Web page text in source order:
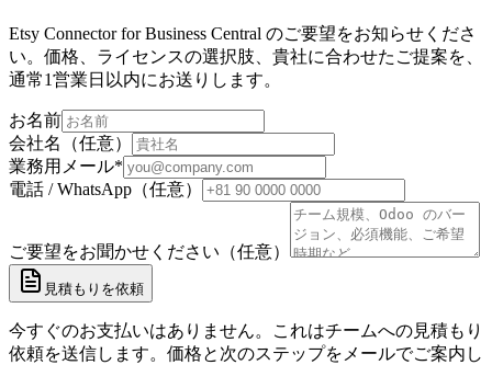
Etsy Connector for Business Central のご要望をお知らせくださ
い。価格、ライセンスの選択肢、貴社に合わせたご提案を、
通常1営業日以内にお送りします。
お名前
会社名（任意）
業務用メール*
電話 / WhatsApp（任意）
ご要望をお聞かせください（任意）
見積もりを依頼
今すぐのお支払いはありません。これはチームへの見積もり
依頼を送信します。価格と次のステップをメールでご案内し